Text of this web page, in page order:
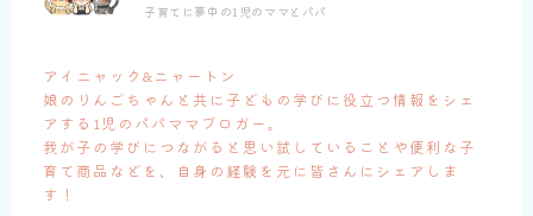
子育てに夢中の1児のママとパパ
アイニャック&ニャートン
娘のりんごちゃんと共に子どもの学びに役立つ情報をシェ
アする1児のパパママブロガー。
我が子の学びにつながると思い試していることや便利な子
育て商品などを、自身の経験を元に皆さんにシェアしま
す！